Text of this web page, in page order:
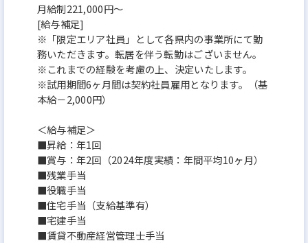
月給制221,000円～
[給与補足]
※「限定エリア社員」として各県内の事業所にて勤
務いただきます。転居を伴う転勤はございません。
※これまでの経験を考慮の上、決定いたします。
※試用期間6ヶ月間は契約社員雇用となります。（基
本給－2,000円）
＜給与補足＞
■昇給：年1回
■賞与：年2回（2024年度実績：年間平均10ヶ月）
■残業⼿当
■役職⼿当
■住宅⼿当（⽀給基準有）
■宅建⼿当
■賃貸不動産経営管理⼠⼿当